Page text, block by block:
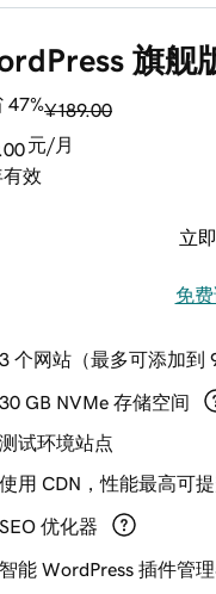
旗舰
47%¥189.00
元/月
效
立
免
3 个网站（最多可添加到
30 GB NVMe 存储空间
测试环境站点
使用 CDN，性能最高可
SEO 优化器
智能 WordPress 插件管